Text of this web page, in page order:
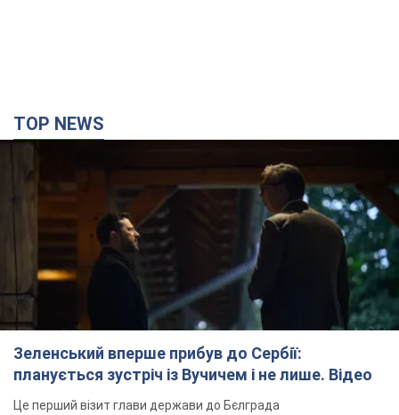
TOP NEWS
Зеленський вперше прибув до Сербії:
планується зустріч із Вучичем і не лише. Відео
Це перший візит глави держави до Бєлграда